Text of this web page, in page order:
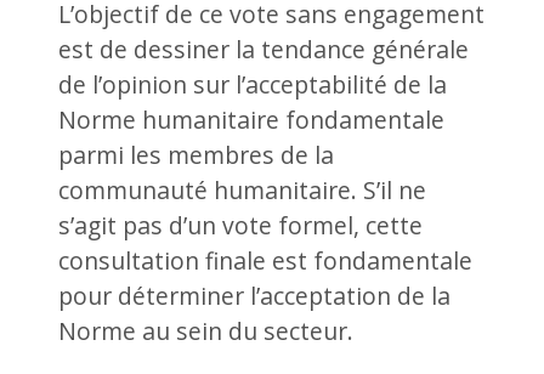
L’objectif de ce vote sans engagement
est de dessiner la tendance générale
de l’opinion sur l’acceptabilité de la
Norme humanitaire fondamentale
parmi les membres de la
communauté humanitaire. S’il ne
s’agit pas d’un vote formel, cette
consultation finale est fondamentale
pour déterminer l’acceptation de la
Norme au sein du secteur.